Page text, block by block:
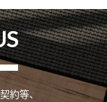
約等、